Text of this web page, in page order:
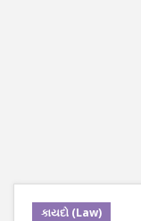
કાયદો (Law)